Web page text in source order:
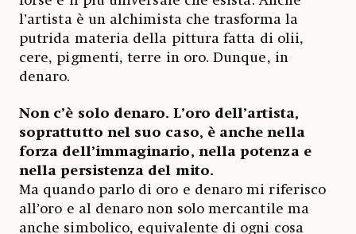
l’artista è un alchimista che trasforma la
putrida materia della pittura fatta di olii,
cere, pigmenti, terre in oro. Dunque, in
denaro.
Non c’è solo denaro. L’oro dell’artista,
soprattutto nel suo caso, è anche nella
forza dell’immaginario, nella potenza e
nella persistenza del mito.
Ma quando parlo di oro e denaro mi riferisco
all’oro e al denaro non solo mercantile ma
anche simbolico, equivalente di ogni cosa